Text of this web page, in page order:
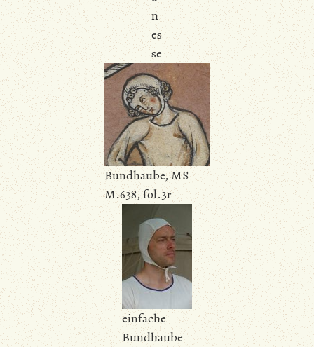
n
es
se
Bundhaube, MS
M.638, fol.3r
einfache
Bundhaube